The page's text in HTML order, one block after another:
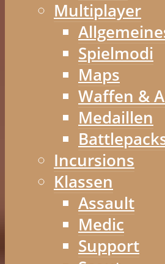
Multiplayer
Spielmodi
Maps
Waffen &
Medaillen
Incursions
Klassen
Assault
Medic
Support